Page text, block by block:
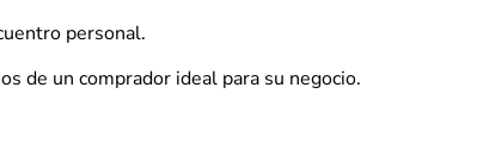
personal.
de un comprador ideal para su negocio.